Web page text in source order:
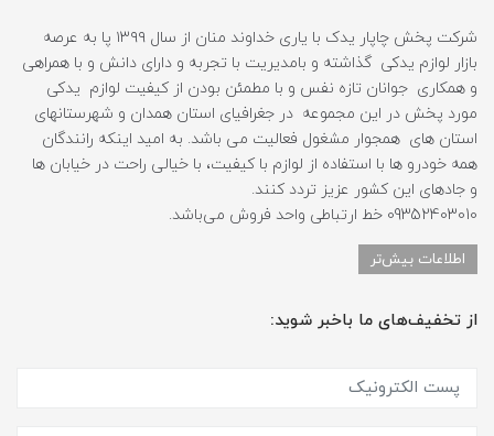
شرکت پخش چاپار یدک با یاری خداوند منان از سال ۱۳۹۹ پا به عرصه
بازار لوازم یدکی گذاشته و بامدیریت با تجربه و دارای دانش و با همراهی
و همکاری جوانان تازه نفس و با مطمئن بودن از کیفیت لوازم یدکی
مورد پخش در این مجموعه در جغرافیای استان همدان و شهرستانهای
استان های همجوار مشغول فعالیت می باشد. به امید اینکه رانندگان
همه خودرو ها با استفاده از لوازم با کیفیت، با خیالی راحت در خیابان ها
و جادهای این کشور عزیز تردد کنند.
09352403010 خط ارتباطی واحد فروش می‌باشد.
اطلاعات بیش‌تر
از تخفیف‌های ما باخبر شوید: